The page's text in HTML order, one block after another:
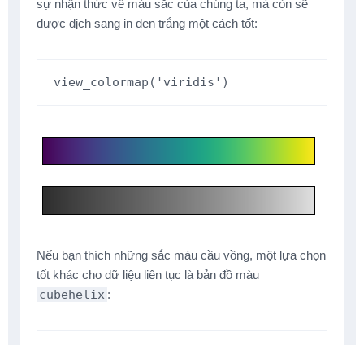
sự nhận thức về màu sắc của chúng ta, mà còn sẽ
được dịch sang in đen trắng một cách tốt:
view_colormap ( 'viridis' )
Nếu bạn thích những sắc màu cầu vồng, một lựa chọn
tốt khác cho dữ liệu liên tục là bản đồ màu
cubehelix :